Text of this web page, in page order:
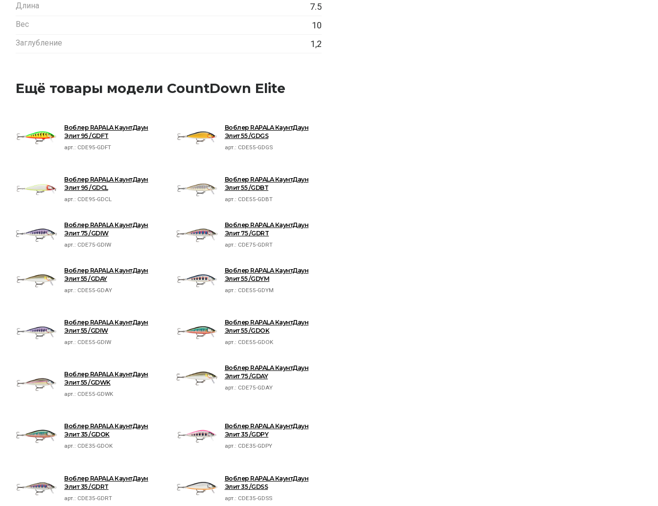
Длина 7.5
Вес 10
Заглубление 1,2
Ещё товары модели CountDown Elite
Воблер RAPALA КаунтДаун
Элит 95 /GDFT
арт.: CDE95-GDFT
Воблер RAPALA КаунтДаун
Элит 55 /GDGS
арт.: CDE55-GDGS
Воблер RAPALA КаунтДаун
Элит 95 /GDCL
арт.: CDE95-GDCL
Воблер RAPALA КаунтДаун
Элит 55 /GDBT
арт.: CDE55-GDBT
Воблер RAPALA КаунтДаун
Элит 75 /GDIW
арт.: CDE75-GDIW
Воблер RAPALA КаунтДаун
Элит 75 /GDRT
арт.: CDE75-GDRT
Воблер RAPALA КаунтДаун
Элит 55 /GDAY
арт.: CDE55-GDAY
Воблер RAPALA КаунтДаун
Элит 55 /GDYM
арт.: CDE55-GDYM
Воблер RAPALA КаунтДаун
Элит 55 /GDIW
арт.: CDE55-GDIW
Воблер RAPALA КаунтДаун
Элит 55 /GDOK
арт.: CDE55-GDOK
Воблер RAPALA КаунтДаун
Элит 55 /GDWK
арт.: CDE55-GDWK
Воблер RAPALA КаунтДаун
Элит 75 /GDAY
арт.: CDE75-GDAY
Воблер RAPALA КаунтДаун
Элит 35 /GDOK
арт.: CDE35-GDOK
Воблер RAPALA КаунтДаун
Элит 35 /GDPY
арт.: CDE35-GDPY
Воблер RAPALA КаунтДаун
Элит 35 /GDRT
арт.: CDE35-GDRT
Воблер RAPALA КаунтДаун
Элит 35 /GDSS
арт.: CDE35-GDSS